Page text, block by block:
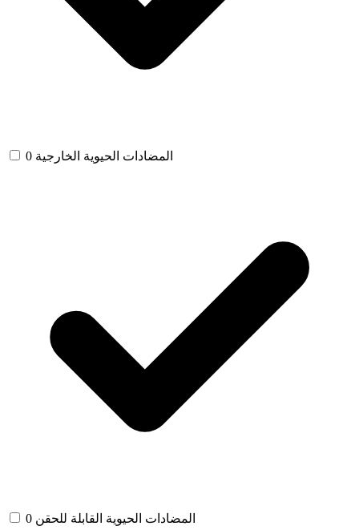
المضادات الحيوية الخارجية 0
المضادات الحيوية القابلة للحقن 0